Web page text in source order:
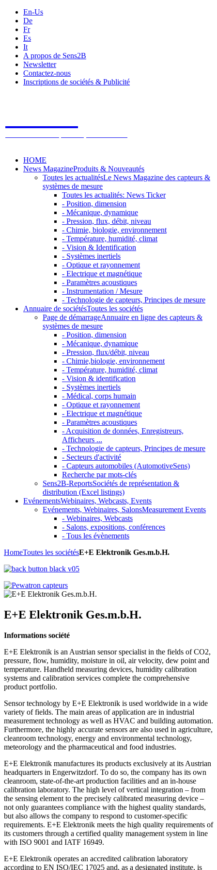
En-Us
De
Fr
Es
It
A propos de Sens2B
Newsletter
Contactez-nous
Inscriptions de sociétés & Publicité
HOME
News MagazineProduits & Nouveautés
Toutes les actualitésLe News Magazine des capteurs &
systèmes de mesure
Toutes les actualités: News Ticker
- Position, dimension
- Mécanique, dynamique
- Pression, flux, débit, niveau
- Chimie, biologie, environnement
- Température, humidité, climat
- Vision & Identification
- Systèmes inertiels
- Optique et rayonnement
- Electrique et magnétique
- Paramètres acoustiques
- Instrumentation / Mesure
- Technologie de capteurs, Principes de mesure
Annuaire de sociétésToutes les sociétés
Page de démarrageAnnuaire en ligne des capteurs &
systèmes de mesure
- Position, dimension
- Mécanique, dynamique
- Pression, flux/débit, niveau
- Chimie,biologie, environnement
- Température, humidité, climat
- Vision & identification
- Systèmes inertiels
- Médical, corps humain
- Optique et rayonnement
- Electrique et magnétique
- Paramètres acoustiques
- Acquisition de données, Enregistreurs,
Afficheurs ...
- Technologie de capteurs, Principes de mesure
- Secteurs d'activité
- Capteurs automobiles (AutomotiveSens)
Recherche par mots-clés
Sens2B-ReportsSociétés de représentation &
distribution (Excel listings)
EvénementsWebinaires, Webcasts, Events
Evénements, Webinaires, SalonsMeasurement Events
- Webinaires, Webcasts
- Salons, expositions, conférences
- Tous les évènements
HomeToutes les sociétésE+E Elektronik Ges.m.b.H.
E+E Elektronik Ges.m.b.H.
Informations société
E+E Elektronik is an Austrian sensor specialist in the fields of CO2,
pressure, flow, humidity, moisture in oil, air velocity, dew point and
temperature. Handheld measuring devices, humidity calibration
systems and calibration services complete the comprehensive
product portfolio.
Sensor technology by E+E Elektronik is used worldwide in a wide
variety of fields. The main areas of application are in industrial
measurement technology as well as HVAC and building automation.
Furthermore, the highly accurate sensors are also used in agriculture,
cleanroom technology, energy and environmental technology,
meteorology and the pharmaceutical and food industries.
E+E Elektronik manufactures its products exclusively at its Austrian
headquarters in Engerwitzdorf. To do so, the company has its own
cleanroom, state-of-the-art production facilities and an in-house
calibration laboratory. The high level of vertical integration – from
the sensing element to the precisely calibrated measuring device –
not only guarantees compliance with the highest quality standards,
but also allows the company to respond to customer-specific
requirements. E+E Elektronik meets the high quality requirements of
its customers through a certified quality management system in line
with ISO 9001 and IATF 16949.
E+E Elektronik operates an accredited calibration laboratory
according to EN ISO/IEC 17025 and, as a designated institute, is